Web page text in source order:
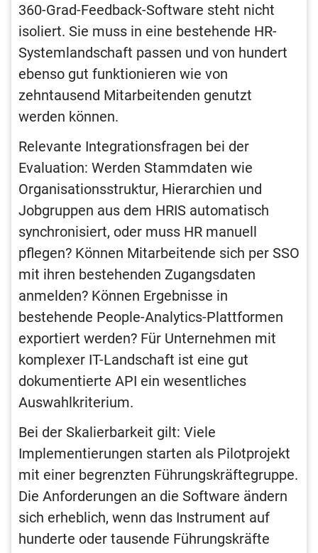
360-Grad-Feedback-Software steht nicht
isoliert. Sie muss in eine bestehende HR-
Systemlandschaft passen und von hundert
ebenso gut funktionieren wie von
zehntausend Mitarbeitenden genutzt
werden können.
Relevante Integrationsfragen bei der
Evaluation: Werden Stammdaten wie
Organisationsstruktur, Hierarchien und
Jobgruppen aus dem HRIS automatisch
synchronisiert, oder muss HR manuell
pflegen? Können Mitarbeitende sich per SSO
mit ihren bestehenden Zugangsdaten
anmelden? Können Ergebnisse in
bestehende People-Analytics-Plattformen
exportiert werden? Für Unternehmen mit
komplexer IT-Landschaft ist eine gut
dokumentierte API ein wesentliches
Auswahlkriterium.
Bei der Skalierbarkeit gilt: Viele
Implementierungen starten als Pilotprojekt
mit einer begrenzten Führungskräftegruppe.
Die Anforderungen an die Software ändern
sich erheblich, wenn das Instrument auf
hunderte oder tausende Führungskräfte